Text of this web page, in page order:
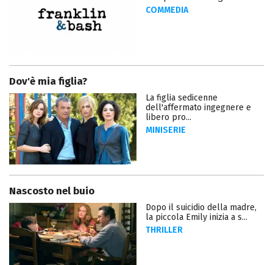
COMMEDIA
Dov'è mia figlia?
La figlia sedicenne
dell'affermato ingegnere e
libero pro...
MINISERIE
Nascosto nel buio
Dopo il suicidio della madre,
la piccola Emily inizia a s...
THRILLER